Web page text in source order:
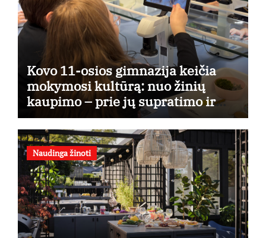
Kovo 11-osios gimnazija keičia
mokymosi kultūrą: nuo žinių
kaupimo – prie jų supratimo ir
taikymo
Naudinga žinoti